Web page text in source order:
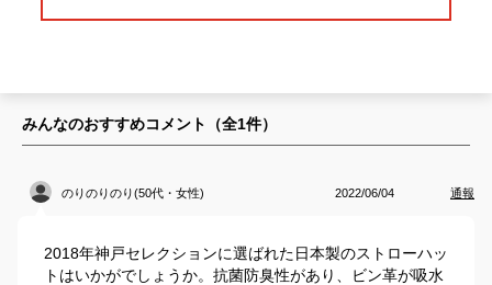
みんなのおすすめコメント（全1件）
のりのりのり(50代・女性) 2022/06/04 通報
2018年神戸セレクションに選ばれた日本製のストローハッ
トはいかがでしょうか。抗菌防臭性があり、ビン革が吸水